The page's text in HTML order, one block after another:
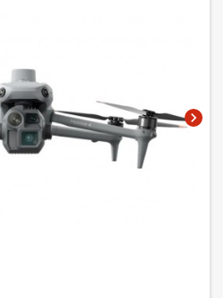
chevron_right